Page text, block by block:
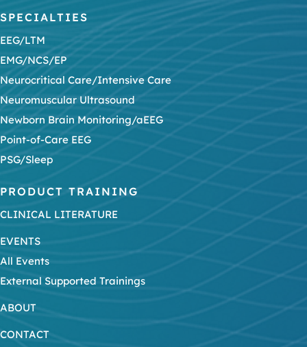
SPECIALTIES
EEG/LTM
EMG/NCS/EP
Neurocritical Care/Intensive Care
Neuromuscular Ultrasound
Newborn Brain Monitoring/aEEG
Point-of-Care EEG
PSG/Sleep
PRODUCT TRAINING
CLINICAL LITERATURE
EVENTS
All Events
External Supported Trainings
ABOUT
CONTACT